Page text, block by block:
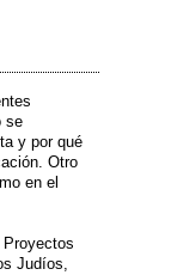
se
y por qué
Otro
en el
Judíos,